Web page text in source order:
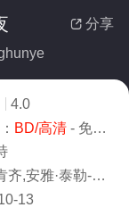
 分享
4.0
BD/高清- 免费在线观看
格,特伦斯·斯坦普,莉莎·麦格里利斯,詹姆斯·菲尔浦斯,洁西·梅·李,
13